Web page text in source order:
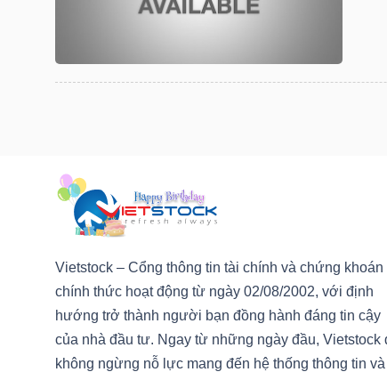
Vietstock – Cổng thông tin tài chính và chứng khoán
chính thức hoạt động từ ngày 02/08/2002, với định
hướng trở thành người bạn đồng hành đáng tin cậy
của nhà đầu tư. Ngay từ những ngày đầu, Vietstock
không ngừng nỗ lực mang đến hệ thống thông tin và
Ngành
NĂNG
LƯỢNG